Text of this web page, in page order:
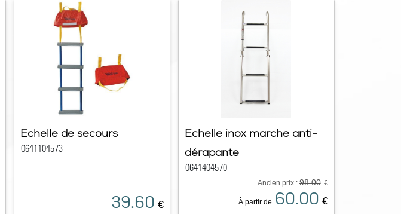
Echelle de secours
0641104573
39.60 €
Echelle inox marche anti-
dérapante
0641404570
Ancien prix :98.00 €
À partir de 60.00 €